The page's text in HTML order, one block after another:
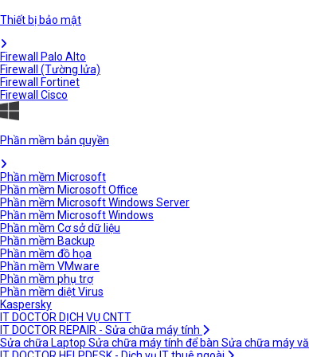
Thiết bị bảo mật
Firewall Palo Alto
Firewall (Tường lửa)
Firewall Fortinet
Firewall Cisco
Phần mềm bản quyền
Phần mềm Microsoft
Phần mềm Microsoft Office
Phần mềm Microsoft Windows Server
Phần mềm Microsoft Windows
Phần mềm Cơ sở dữ liệu
Phần mềm Backup
Phần mềm đồ họa
Phần mềm VMware
Phần mềm phụ trợ
Phần mềm diệt Virus
Kaspersky
IT DOCTOR DỊCH VỤ CNTT
IT DOCTOR REPAIR - Sửa chữa máy tính
Sửa chữa Laptop Sửa chữa máy tính để bàn Sửa chữa máy